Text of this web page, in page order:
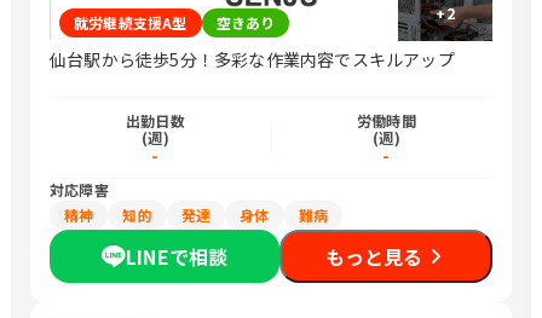
+2
就労継続支援A型 空きあり
仙台駅から徒歩5分！多彩な作業内容でスキルアップ
出勤日数
(週)
-
労働時間
(週)
-
対応障害
精神
知的 発達 身体 難病
LINEで相談 もっと見る